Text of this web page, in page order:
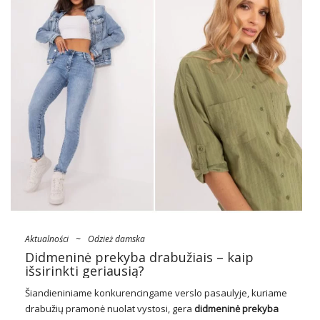
Aktualności ~ Odzież damska
Didmeninė prekyba drabužiais – kaip
išsirinkti geriausią?
Šiandieniniame konkurencingame verslo pasaulyje, kuriame
drabužių pramonė nuolat vystosi, gera didmeninė prekyba